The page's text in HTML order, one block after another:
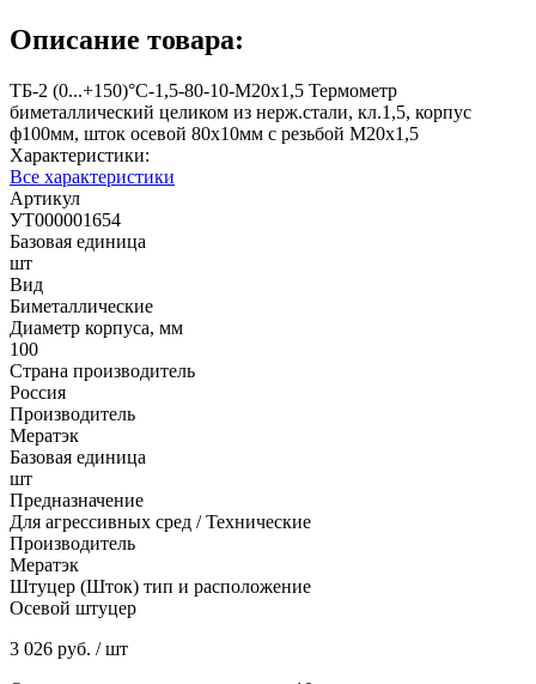
Описание товара:
ТБ-2 (0...+150)°С-1,5-80-10-М20х1,5 Термометр
биметаллический целиком из нерж.стали, кл.1,5, корпус
ф100мм, шток осевой 80х10мм с резьбой М20х1,5
Характеристики:
Все характеристики
Артикул
УТ000001654
Базовая единица
шт
Вид
Биметаллические
Диаметр корпуса, мм
100
Страна производитель
Россия
Производитель
Мератэк
Базовая единица
шт
Предназначение
Для агрессивных сред / Технические
Производитель
Мератэк
Штуцер (Шток) тип и расположение
Осевой штуцер
3 026 руб. / шт